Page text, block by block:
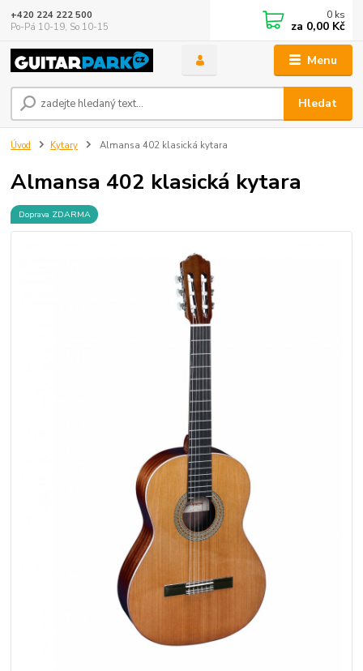
Menu
Hledat
+420 224 222 500
Po-Pá 10-19, So 10-15
0 ks
za 0,00 Kč
Úvod Kytary Almansa 402 klasická kytara
Almansa 402 klasická kytara
Doprava ZDARMA